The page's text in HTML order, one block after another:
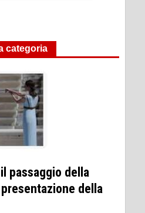
categoria
passaggio della
della